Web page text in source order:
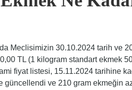
Meclisimizin 30.10.2024 tarih ve
TL (1 kilogram standart ekmek
fiyat listesi, 15.11.2024 tarihine
güncellendi ve 210 gram ekmeğin